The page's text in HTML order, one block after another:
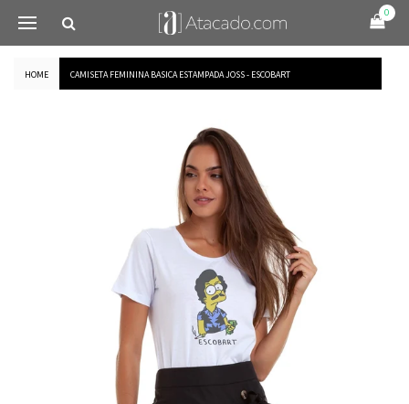
0
HOME CAMISETA FEMININA BASICA ESTAMPADA JOSS - ESCOBART